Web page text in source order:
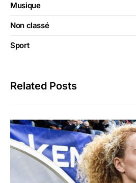
Musique
Non classé
Sport
Related Posts